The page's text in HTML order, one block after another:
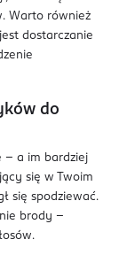
Warto również
dostarczanie
do
– a im bardziej
się w Twoim
się spodziewać.
brody –